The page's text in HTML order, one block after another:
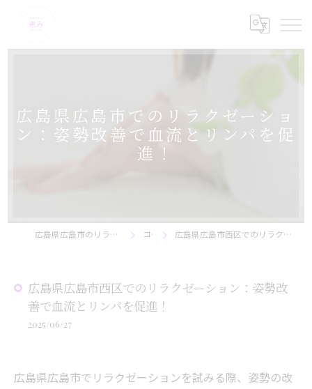
広島県広島市でのリラクゼーショ
ン：姿勢改善で血流とリンパを促
進！
広島県広島市のリラクゼーションなら美骨サロン恵み コラム 広島県広島市西区でのリラクゼーション：姿勢改善で血流とリンパを促進！
広島県広島市西区でのリラクゼーション：姿勢改
善で血流とリンパを促進！
2025/06/27
広島県広島市でリラクゼーションを試みる際、姿勢の改